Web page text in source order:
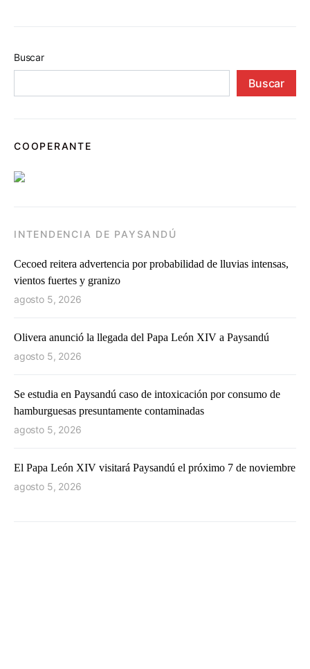
Buscar
Buscar
COOPERANTE
INTENDENCIA DE PAYSANDÚ
Cecoed reitera advertencia por probabilidad de lluvias intensas,
vientos fuertes y granizo
agosto 5, 2026
Olivera anunció la llegada del Papa León XIV a Paysandú
agosto 5, 2026
Se estudia en Paysandú caso de intoxicación por consumo de
hamburguesas presuntamente contaminadas
agosto 5, 2026
El Papa León XIV visitará Paysandú el próximo 7 de noviembre
agosto 5, 2026